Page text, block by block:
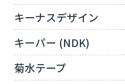
キーナスデザイン
キーパー (NDK)
菊水テープ